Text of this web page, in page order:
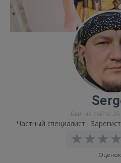
Был на сайте:
Частный специалист ·